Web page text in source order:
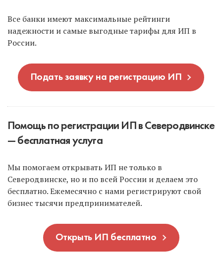
Все банки имеют максимальные рейтинги
надежности и самые выгодные тарифы для ИП в
России.
Подать заявку на регистрацию ИП
Помощь по регистрации ИП в Северодвинске
— бесплатная услуга
Мы помогаем открывать ИП не только в
Северодвинске, но и по всей России и делаем это
бесплатно. Ежемесячно с нами регистрируют свой
бизнес тысячи предпринимателей.
Открыть ИП бесплатно